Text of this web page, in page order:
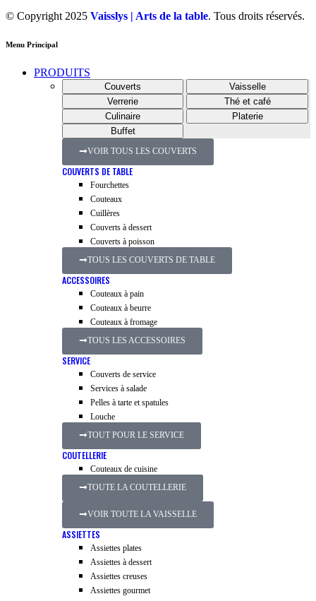
© Copyright 2025 Vaisslys | Arts de la table. Tous droits réservés.
Menu Principal
PRODUITS
Couverts
Vaisselle
Verrerie
Thé et café
Culinaire
Platerie
Buffet
VOIR TOUS LES COUVERTS
COUVERTS DE TABLE
Fourchettes
Couteaux
Cuillères
Couverts à dessert
Couverts à poisson
TOUS LES COUVERTS DE TABLE
ACCESSOIRES
Couteaux à pain
Couteaux à beurre
Couteaux à fromage
TOUS LES ACCESSOIRES
SERVICE
Couverts de service
Services à salade
Pelles à tarte et spatules
Louche
TOUT POUR LE SERVICE
COUTELLERIE
Couteaux de cuisine
TOUTE LA COUTELLERIE
VOIR TOUTE LA VAISSELLE
ASSIETTES
Assiettes plates
Assiettes à dessert
Assiettes creuses
Assiettes gourmet